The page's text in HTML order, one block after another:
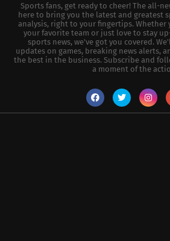
Sports fans, get ready to cheer! The all-
here to bring you the latest and greatest
analysis, right to your fingertips. Whether
your favorite team or just love to stay
sports news, we've got you covered.
updates on games, breaking news alerts,
the best in the business. Subscribe and
a moment of the